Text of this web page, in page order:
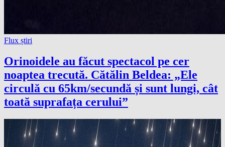
Flux știri
Orinoidele au făcut spectacol pe cer
noaptea trecută. Cătălin Beldea: „Ele
circulă cu 65km/secundă și sunt lungi, cât
toată suprafața cerului”